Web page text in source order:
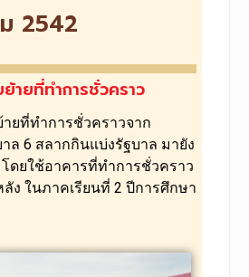
2542
ายที่ทำการชั่วคราว
ยที่ทำการชั่วคราวจาก
ล 6 สลากกินแบ่งรัฐบาล มายัง
ดยใช้อาคารที่ทำการชั่วคราว
ง ในภาคเรียนที่ 2 ปีการศึกษา